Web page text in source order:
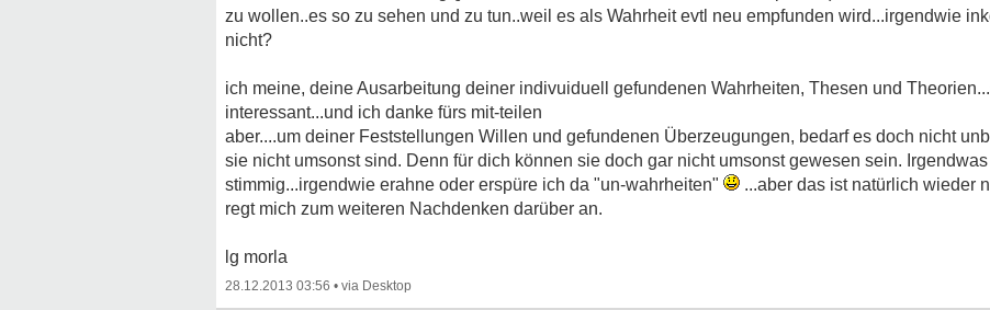
zu wollen..es so zu sehen und zu tun..weil es als Wahrheit evtl neu empfunden wird...irgendwie
nicht?
ich meine, deine Ausarbeitung deiner indivuiduell gefundenen Wahrheiten, Thesen und
interessant...und ich danke fürs mit-teilen
aber....um deiner Feststellungen Willen und gefundenen Überzeugungen, bedarf es doch nicht
sie nicht umsonst sind. Denn für dich können sie doch gar nicht umsonst gewesen sein.
stimmig...irgendwie erahne oder erspüre ich da "un-wahrheiten"
...aber das ist natürlich wieder
regt mich zum weiteren Nachdenken darüber an.
lg morla
28.12.2013 03:56 •